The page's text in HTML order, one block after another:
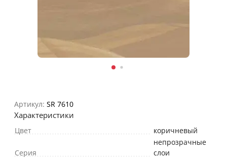
Артикул: SR 7610
Характеристики
Цвет коричневый
Серия
непрозрачные
слои